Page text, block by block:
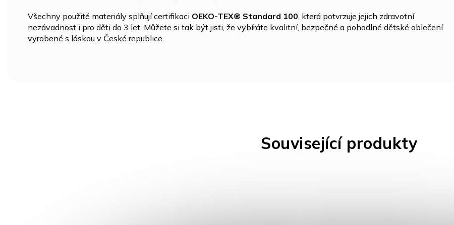
Související produkty
Všechny použité materiály splňují certifikaci OEKO-TEX® Standard 100 , která potvrzuje jejich zdravotní
nezávadnost i pro děti do 3 let. Můžete si tak být jisti, že vybíráte kvalitní, bezpečné a pohodlné dětské oblečení
vyrobené s láskou v České republice.